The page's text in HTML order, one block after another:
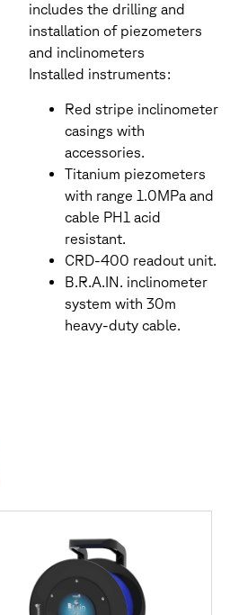
includes the drilling and
installation of piezometers
and inclinometers
Installed instruments:
Red stripe inclinometer
casings with
accessories.
Titanium piezometers
with range 1.0MPa and
cable PH1 acid
resistant.
CRD-400 readout unit.
B.R.A.IN. inclinometer
system with 30m
heavy-duty cable.